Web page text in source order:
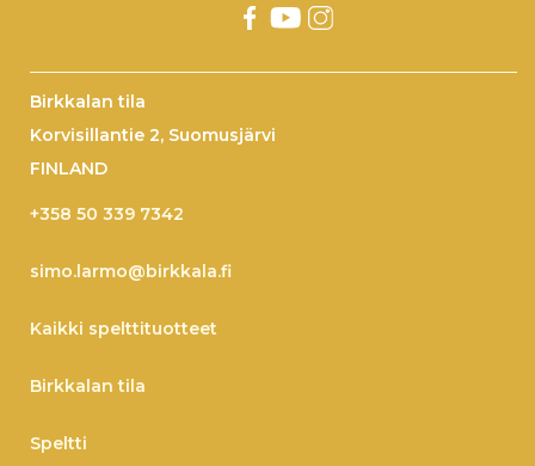
Birkkalan tila
Korvisillantie 2, Suomusjärvi
FINLAND
+358 50 339 7342
simo.larmo@birkkala.fi
Kaikki spelttituotteet
Birkkalan tila
Speltti